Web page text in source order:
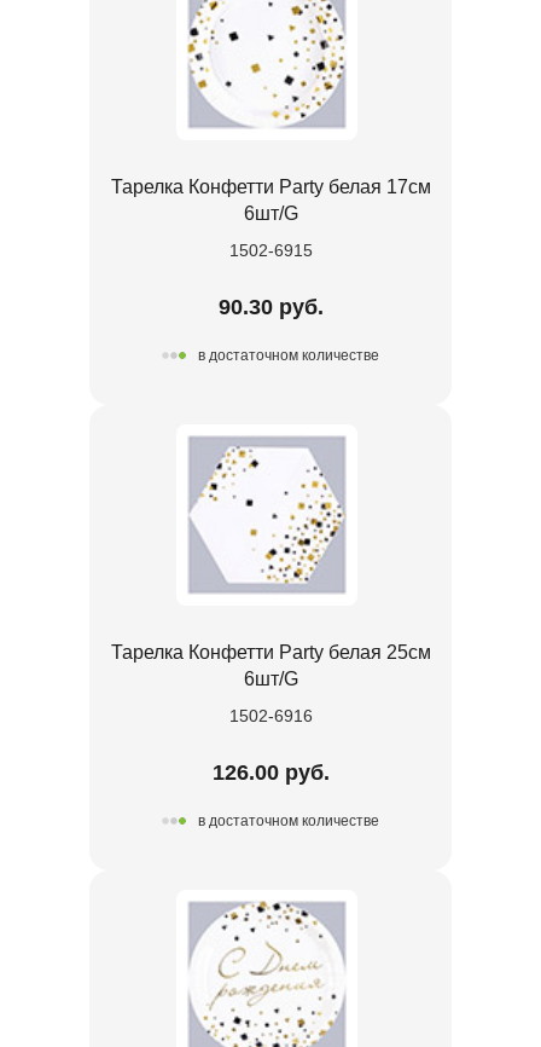
Тарелка Конфетти Party белая 17см
6шт/G
1502-6915
90.30 руб.
в достаточном количестве
Тарелка Конфетти Party белая 25см
6шт/G
1502-6916
126.00 руб.
в достаточном количестве